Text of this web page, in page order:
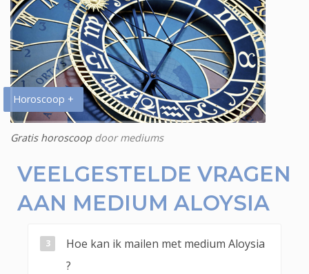
Horoscoop +
Gratis horoscoopdoor mediums
VEELGESTELDE VRAGEN
AAN MEDIUM ALOYSIA
Hoe kan ik mailen met medium Aloysia
?